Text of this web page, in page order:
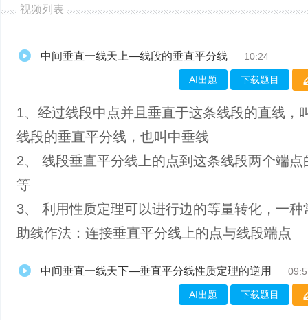
视频列表
中间垂直一线天上—线段的垂直平分线 10:24
AI出题 下载题目
1、经过线段中点并且垂直于这条线段的直线，
线段的垂直平分线，也叫中垂线
2、 线段垂直平分线上的点到这条线段两个端点
等
3、 利用性质定理可以进行边的等量转化，一种
助线作法：连接垂直平分线上的点与线段端点
中间垂直一线天下—垂直平分线性质定理的逆用
AI出题 下载题目